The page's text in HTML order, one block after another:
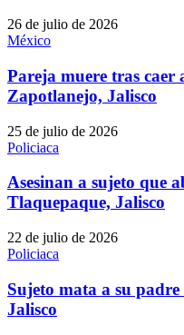
26 de julio de 2026
México
Pareja muere tras caer
Zapotlanejo, Jalisco
25 de julio de 2026
Policiaca
Asesinan a sujeto que
Tlaquepaque, Jalisco
22 de julio de 2026
Policiaca
Sujeto mata a su
Jalisco